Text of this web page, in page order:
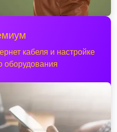
кабеля и настройке
оборудования